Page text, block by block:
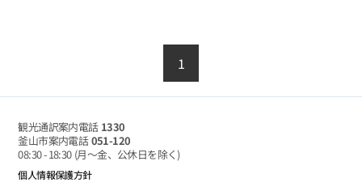
1
観光通訳案内電話 1330
釜山市案内電話051-120
08:30 - 18:30 (月～金、公休日を除く)
個人情報保護方針